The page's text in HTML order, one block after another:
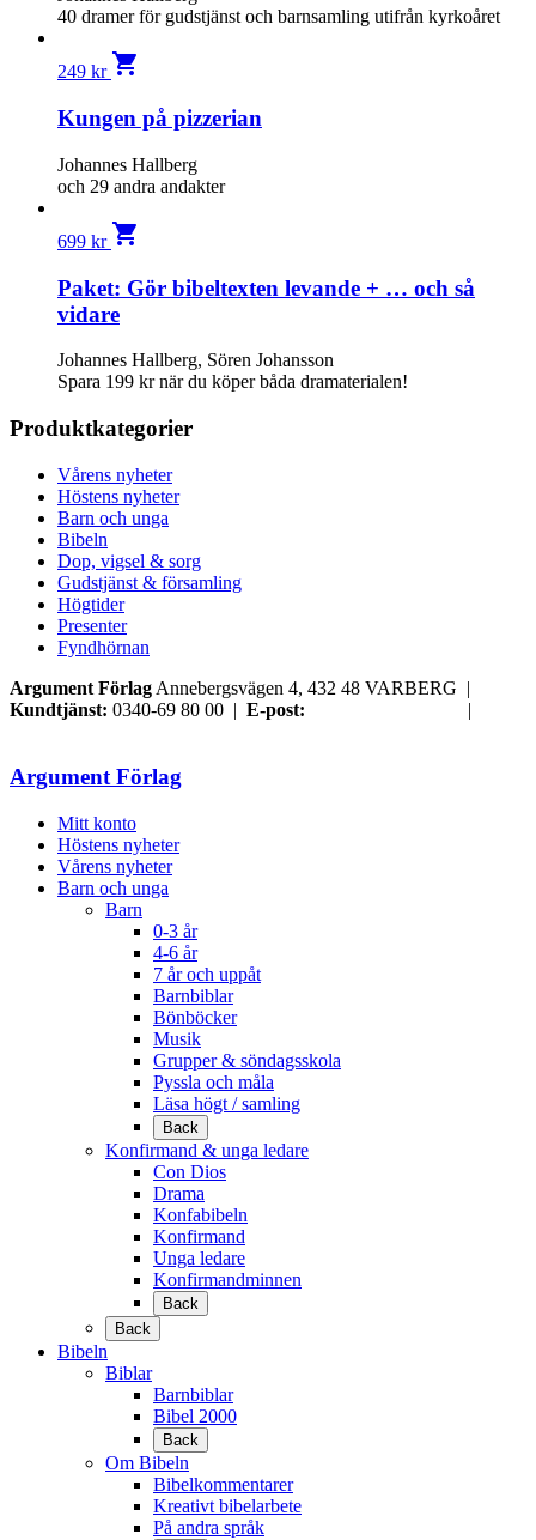
40 dramer för gudstjänst och barnsamling utifrån kyrkoåret
249 kr shopping_cart
Kungen på pizzerian
Johannes Hallberg
och 29 andra andakter
699 kr shopping_cart
Paket: Gör bibeltexten levande + … och så
vidare
Johannes Hallberg, Sören Johansson
Spara 199 kr när du köper båda dramaterialen!
Produktkategorier
Vårens nyheter
Höstens nyheter
Barn och unga
Bibeln
Dop, vigsel & sorg
Gudstjänst & församling
Högtider
Presenter
Fyndhörnan
Argument Förlag Annebergsvägen 4, 432 48 VARBERG |
Kundtjänst: 0340-69 80 00 | E-post:
|
Argument Förlag
Mitt konto
Höstens nyheter
Vårens nyheter
Barn och unga
Barn
0-3 år
4-6 år
7 år och uppåt
Barnbiblar
Bönböcker
Musik
Grupper & söndagsskola
Pyssla och måla
Läsa högt / samling
Back
Konfirmand & unga ledare
Con Dios
Drama
Konfabibeln
Konfirmand
Unga ledare
Konfirmandminnen
Back
Back
Bibeln
Biblar
Barnbiblar
Bibel 2000
Back
Om Bibeln
Bibelkommentarer
Kreativt bibelarbete
På andra språk